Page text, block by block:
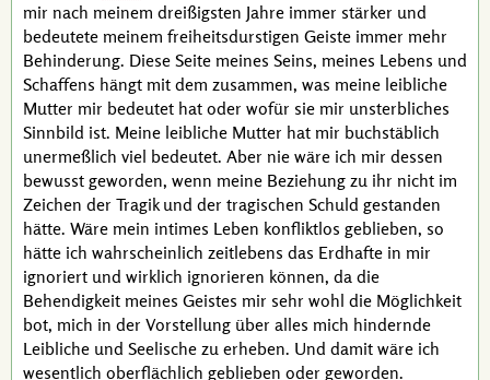
mir nach meinem dreißigsten Jahre immer stärker und
bedeutete meinem freiheitsdurstigen Geiste immer mehr
Behinderung. Diese Seite meines Seins, meines Lebens und
Schaffens hängt mit dem zusammen, was meine leibliche
Mutter mir bedeutet hat oder wofür sie mir unsterbliches
Sinnbild ist. Meine leibliche Mutter hat mir buchstäblich
unermeßlich viel bedeutet. Aber nie wäre ich mir dessen
bewusst geworden, wenn meine Beziehung zu ihr nicht im
Zeichen der Tragik und der tragischen Schuld gestanden
hätte. Wäre mein intimes Leben konfliktlos geblieben, so
hätte ich wahrscheinlich zeitlebens das Erdhafte in mir
ignoriert und wirklich ignorieren können, da die
Behendigkeit meines Geistes mir sehr wohl die Möglichkeit
bot, mich in der Vorstellung über alles mich hindernde
Leibliche und Seelische zu erheben. Und damit wäre ich
wesentlich oberflächlich geblieben oder geworden.